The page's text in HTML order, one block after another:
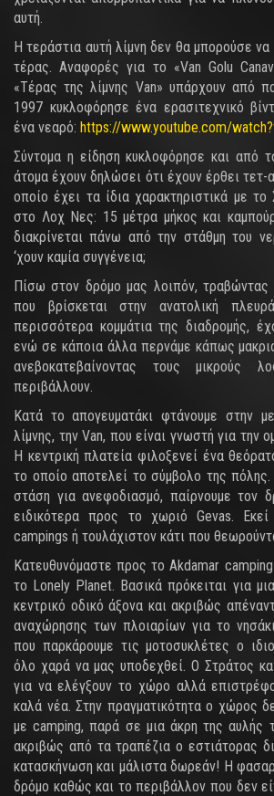
αυτή.
Η τεράστια αυτή λίμνη δεν θα μπορούσε να
τέρας. Αναφορές για το «Van Golu
«Τέρας της λίμνης Van» υπάρχουν από
1997 κυκλοφόρησε ένα ερασιτεχνικό
ένα νεαρό: https://www.youtube.com/
Σύντομα η είδηση κυκλοφόρησε και από
άτομα έχουν δηλώσει ότι έχουν έρθει τετ-
οποίο έχει τα ίδια χαρακτηριστικά με
στο Λοχ Νες: 15 μέτρα μήκος και
διακρίνεται πάνω από την στάθμη του
‘χουν καμία συγγένεια;
Πίσω στον δρόμο μας λοιπόν,
που βρίσκεται στην ανατολική
περισσότερα κομμάτια της διαδρομής,
ενώ σε κάποια άλλα περνάμε κάπως
ανεβοκατεβαίνοντας τους μικρούς
περιβάλλουν.
Κατά το απογευματάκι φτάνουμε στην
λίμνης, την Van, που είναι γνωστή για την
Η κεντρική πλατεία φιλοξενεί ένα
το οποίο αποτελεί το σύμβολο της
στάση για ανεφοδιασμό, παίρνουμε τον
ειδικότερα προς το χωριό Gevas. Εκεί
campings ή τουλάχιστον κάτι που
Κατευθυνόμαστε προς το Akdamar
το Lonely Planet. Βασικά πρόκειται για
κεντρικό οδικό άξονα και ακριβώς
αναχώρησης των πλοιαρίων για το
που παρκάρουμε τις μοτοσυκλέτες ο
όλο χαρά να μας υποδεχθεί. Ο Στράτος
για να ελέγξουν το χώρο αλλά
καλά νέα. Στην πραγματικότητα ο χώρος
με camping, παρά σε μια άκρη της αυλής
ακριβώς από τα τραπέζια ο εστιάτορας
κατασκήνωση και μάλιστα δωρεάν! Η
δρόμο καθώς και το περιβάλλον που δεν